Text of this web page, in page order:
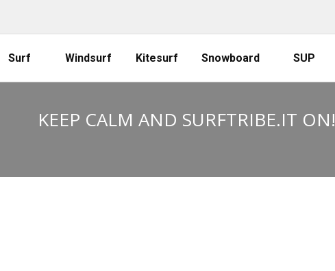
Surf Windsurf Kitesurf Snowboard SUP
KEEP CALM AND SURFTRIBE.IT ON!